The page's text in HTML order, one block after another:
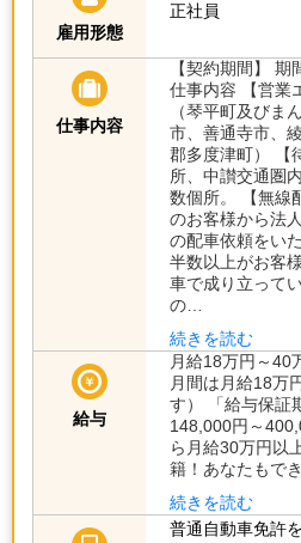
雇用形態
正社員
仕事内容
【契約期間】
仕事内容 【営業
（琴平町及びま
市、善通寺市、
郡多度津町） 【
所、中讃交通圏
数個所。 【無線
のお客様から法
の配車依頼をい
半数以上がお客
車で成り立って
の…
続きを読む
給与
月給18万円～40
月間は月給18万
す） 「給与保証
148,000円～
ら月給30万円以
籍！あなたもで
続きを読む
普通自動車免許